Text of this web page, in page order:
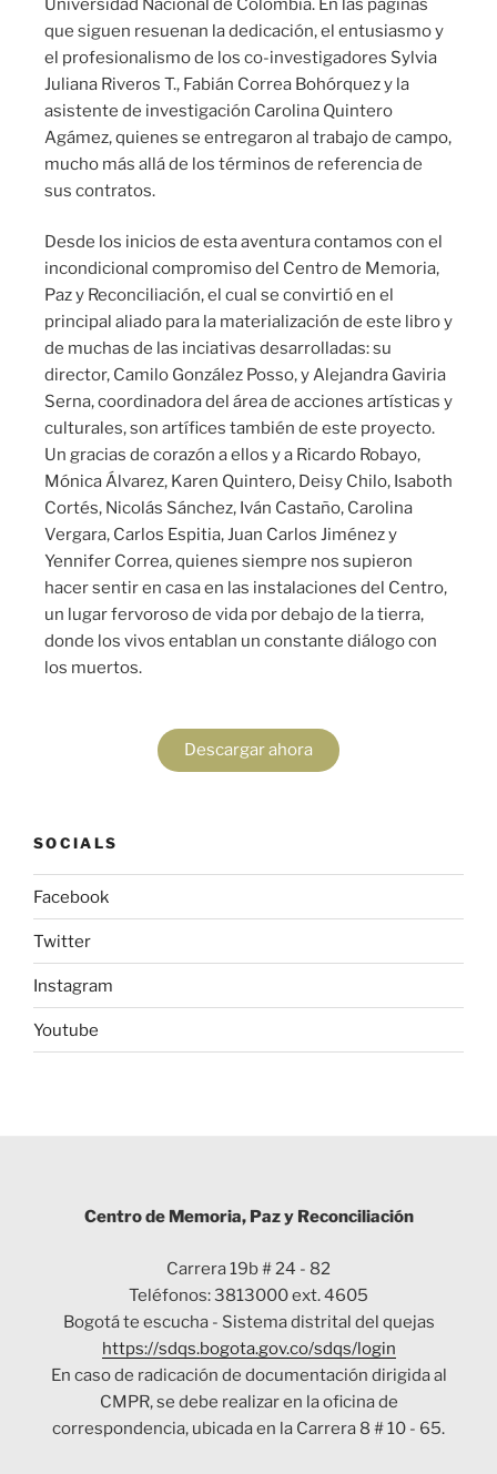
Universidad Nacional de Colombia. En las páginas
que siguen resuenan la dedicación, el entusiasmo y
el profesionalismo de los co-investigadores Sylvia
Juliana Riveros T., Fabián Correa Bohórquez y la
asistente de investigación Carolina Quintero
Agámez, quienes se entregaron al trabajo de campo,
mucho más allá de los términos de referencia de
sus contratos.
Desde los inicios de esta aventura contamos con el
incondicional compromiso del Centro de Memoria,
Paz y Reconciliación, el cual se convirtió en el
principal aliado para la materialización de este libro y
de muchas de las inciativas desarrolladas: su
director, Camilo González Posso, y Alejandra Gaviria
Serna, coordinadora del área de acciones artísticas y
culturales, son artífices también de este proyecto.
Un gracias de corazón a ellos y a Ricardo Robayo,
Mónica Álvarez, Karen Quintero, Deisy Chilo, Isaboth
Cortés, Nicolás Sánchez, Iván Castaño, Carolina
Vergara, Carlos Espitia, Juan Carlos Jiménez y
Yennifer Correa, quienes siempre nos supieron
hacer sentir en casa en las instalaciones del Centro,
un lugar fervoroso de vida por debajo de la tierra,
donde los vivos entablan un constante diálogo con
los muertos.
Descargar ahora
SOCIALS
Facebook
Twitter
Instagram
Youtube
Centro de Memoria, Paz y Reconciliación
Carrera 19b # 24 - 82
Teléfonos: 3813000 ext. 4605
Bogotá te escucha - Sistema distrital del quejas
https://sdqs.bogota.gov.co/sdqs/login
En caso de radicación de documentación dirigida al
CMPR, se debe realizar en la oficina de
correspondencia, ubicada en la Carrera 8 # 10 - 65.